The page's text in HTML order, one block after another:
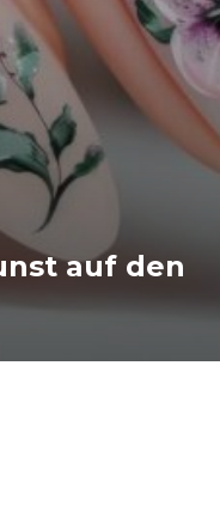
auf den